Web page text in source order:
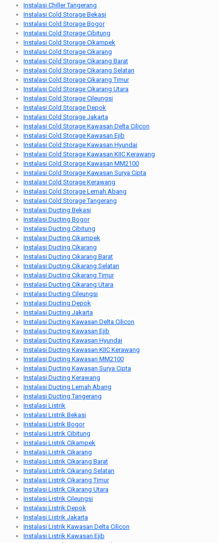
Instalasi Chiller Tangerang
Instalasi Cold Storage Bekasi
Instalasi Cold Storage Bogor
Instalasi Cold Storage Cibitung
Instalasi Cold Storage Cikampek
Instalasi Cold Storage Cikarang
Instalasi Cold Storage Cikarang Barat
Instalasi Cold Storage Cikarang Selatan
Instalasi Cold Storage Cikarang Timur
Instalasi Cold Storage Cikarang Utara
Instalasi Cold Storage Cileungsi
Instalasi Cold Storage Depok
Instalasi Cold Storage Jakarta
Instalasi Cold Storage Kawasan Delta Cilicon
Instalasi Cold Storage Kawasan Ejib
Instalasi Cold Storage Kawasan Hyundai
Instalasi Cold Storage Kawasan KIIC Kerawang
Instalasi Cold Storage Kawasan MM2100
Instalasi Cold Storage Kawasan Surya Cipta
Instalasi Cold Storage Kerawang
Instalasi Cold Storage Lemah Abang
Instalasi Cold Storage Tangerang
Instalasi Ducting Bekasi
Instalasi Ducting Bogor
Instalasi Ducting Cibitung
Instalasi Ducting Cikampek
Instalasi Ducting Cikarang
Instalasi Ducting Cikarang Barat
Instalasi Ducting Cikarang Selatan
Instalasi Ducting Cikarang Timur
Instalasi Ducting Cikarang Utara
Instalasi Ducting Cileungsi
Instalasi Ducting Depok
Instalasi Ducting Jakarta
Instalasi Ducting Kawasan Delta Cilicon
Instalasi Ducting Kawasan Ejib
Instalasi Ducting Kawasan Hyundai
Instalasi Ducting Kawasan KIIC Kerawang
Instalasi Ducting Kawasan MM2100
Instalasi Ducting Kawasan Surya Cipta
Instalasi Ducting Kerawang
Instalasi Ducting Lemah Abang
Instalasi Ducting Tangerang
Instalasi Listrik
Instalasi Listrik Bekasi
Instalasi Listrik Bogor
Instalasi Listrik Cibitung
Instalasi Listrik Cikampek
Instalasi Listrik Cikarang
Instalasi Listrik Cikarang Barat
Instalasi Listrik Cikarang Selatan
Instalasi Listrik Cikarang Timur
Instalasi Listrik Cikarang Utara
Instalasi Listrik Cileungsi
Instalasi Listrik Depok
Instalasi Listrik Jakarta
Instalasi Listrik Kawasan Delta Cilicon
Instalasi Listrik Kawasan Ejib